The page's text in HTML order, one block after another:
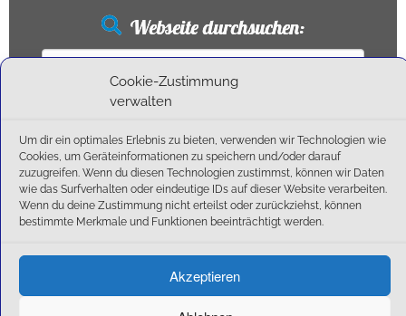
Cookie-Zustimmung
verwalten
Um dir ein optimales Erlebnis zu bieten, verwenden wir Technologien wie
Cookies, um Geräteinformationen zu speichern und/oder darauf
zuzugreifen. Wenn du diesen Technologien zustimmst, können wir Daten
wie das Surfverhalten oder eindeutige IDs auf dieser Website verarbeiten.
Wenn du deine Zustimmung nicht erteilst oder zurückziehst, können
bestimmte Merkmale und Funktionen beeinträchtigt werden.
Akzeptieren
Webseite durchsuchen:
Suchen
Neueste Beiträge
Ballschule erweitert!
6:1-Triumph im Heimfinale: Der SC Olching schießt sich zurück in die Landesliga!
Außensaison 2025
Start am 01. September!